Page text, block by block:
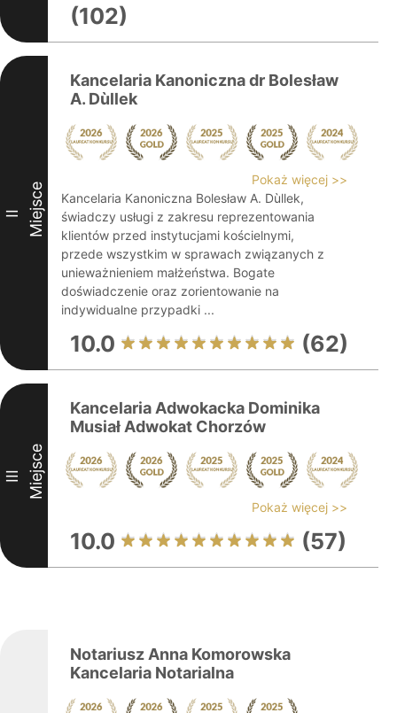
(102)
II Miejsce
Kancelaria Kanoniczna dr Bolesław
A. Dùllek
Pokaż więcej >>
Kancelaria Kanoniczna Bolesław A. Dùllek,
świadczy usługi z zakresu reprezentowania
klientów przed instytucjami kościelnymi,
przede wszystkim w sprawach związanych z
unieważnieniem małżeństwa. Bogate
doświadczenie oraz zorientowanie na
indywidualne przypadki ...
10.0 (62)
III Miejsce
Kancelaria Adwokacka Dominika
Musiał Adwokat Chorzów
Pokaż więcej >>
10.0 (57)
Notariusz Anna Komorowska
Kancelaria Notarialna